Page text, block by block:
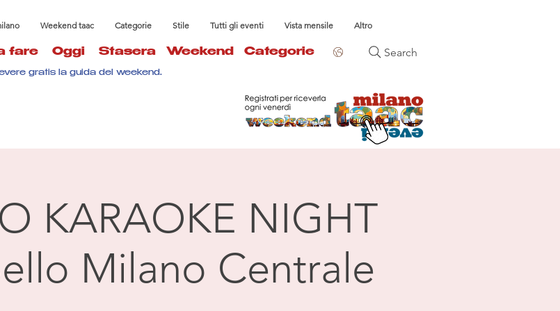
Weekend taac Categorie Stile Tutti gli eventi Vista mensile Altro
fare Oggi Stasera Weekend Categorie Search
gratis la guida del weekend.
KARAOKE NIGHT
Milano Centrale